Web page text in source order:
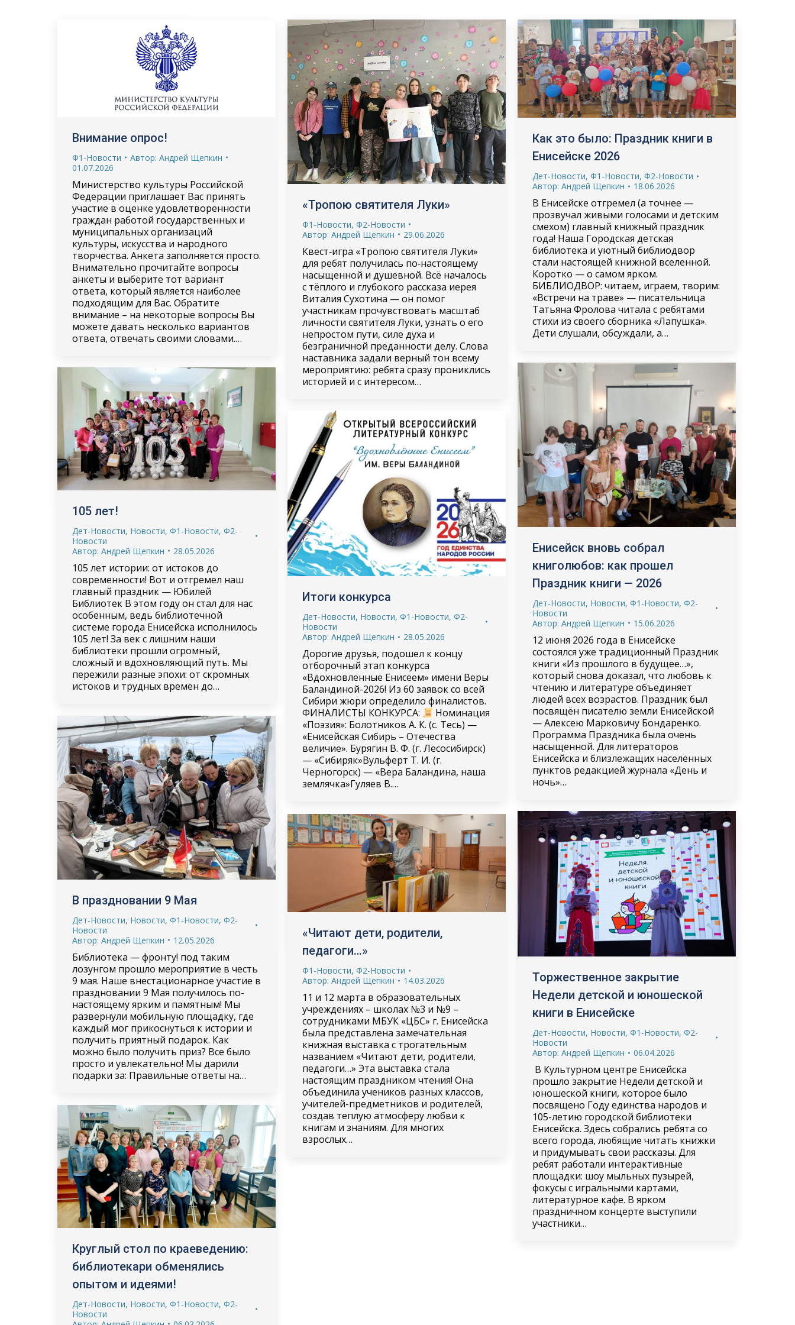
Внимание опрос!
Ф1-Новости Автор: Андрей Щепкин
01.07.2026
Министерство культуры Российской
Федерации приглашает Вас принять
участие в оценке удовлетворенности
граждан работой государственных и
муниципальных организаций
культуры, искусства и народного
творчества. Анкета заполняется просто.
Внимательно прочитайте вопросы
анкеты и выберите тот вариант
ответа, который является наиболее
подходящим для Вас. Обратите
внимание – на некоторые вопросы Вы
можете давать несколько вариантов
ответа, отвечать своими словами.…
«Тропою святителя Луки»
Ф1-Новости, Ф2-Новости
Автор: Андрей Щепкин 29.06.2026
Квест‑игра «Тропою святителя Луки»
для ребят получилась по‑настоящему
насыщенной и душевной. Всё началось
с тёплого и глубокого рассказа иерея
Виталия Сухотина — он помог
участникам прочувствовать масштаб
личности святителя Луки, узнать о его
непростом пути, силе духа и
безграничной преданности делу. Слова
наставника задали верный тон всему
мероприятию: ребята сразу прониклись
историей и с интересом…
Как это было: Праздник книги в
Енисейске 2026
Дет-Новости, Ф1-Новости, Ф2-Новости
Автор: Андрей Щепкин 18.06.2026
В Енисейске отгремел (а точнее —
прозвучал живыми голосами и детским
смехом) главный книжный праздник
года! Наша Городская детская
библиотека и уютный библиодвор
стали настоящей книжной вселенной.
Коротко — о самом ярком.
БИБЛИОДВОР: читаем, играем, творим:
«Встречи на траве» — писательница
Татьяна Фролова читала с ребятами
стихи из своего сборника «Лапушка».
Дети слушали, обсуждали, а…
Енисейск вновь собрал
книголюбов: как прошел
Праздник книги — 2026
Дет-Новости, Новости, Ф1-Новости, Ф2-
Новости
Автор: Андрей Щепкин 15.06.2026
12 июня 2026 года в Енисейске
состоялся уже традиционный Праздник
книги «Из прошлого в будущее…»,
который снова доказал, что любовь к
чтению и литературе объединяет
людей всех возрастов. Праздник был
посвящён писателю земли Енисейской
— Алексею Марковичу Бондаренко.
Программа Праздника была очень
насыщенной. Для литераторов
Енисейска и близлежащих населённых
пунктов редакцией журнала «День и
ночь»…
105 лет!
Дет-Новости, Новости, Ф1-Новости, Ф2-
Новости
Автор: Андрей Щепкин 28.05.2026
105 лет истории: от истоков до
современности! Вот и отгремел наш
главный праздник — Юбилей
Библиотек В этом году он стал для нас
особенным, ведь библиотечной
системе города Енисейска исполнилось
105 лет! За век с лишним наши
библиотеки прошли огромный,
сложный и вдохновляющий путь. Мы
пережили разные эпохи: от скромных
истоков и трудных времен до…
Итоги конкурса
Дет-Новости, Новости, Ф1-Новости, Ф2-
Новости
Автор: Андрей Щепкин 28.05.2026
Дорогие друзья, подошел к концу
отборочный этап конкурса
«Вдохновленные Енисеем» имени Веры
Баландиной-2026! Из 60 заявок со всей
Сибири жюри определило финалистов.
ФИНАЛИСТЫ КОНКУРСА:
Номинация
«Поэзия»: Болотников А. К. (с. Тесь) —
«Енисейская Сибирь – Отечества
величие». Бурягин В. Ф. (г. Лесосибирск)
— «Сибиряк»Вульферт Т. И. (г.
Черногорск) — «Вера Баландина, наша
землячка»Гуляев В.…
В праздновании 9 Мая
Дет-Новости, Новости, Ф1-Новости, Ф2-
Новости
Автор: Андрей Щепкин 12.05.2026
Библиотека — фронту! под таким
лозунгом прошло мероприятие в честь
9 мая. Наше внестационарное участие в
праздновании 9 Мая получилось по-
настоящему ярким и памятным! Мы
развернули мобильную площадку, где
каждый мог прикоснуться к истории и
получить приятный подарок. Как
можно было получить приз? Все было
просто и увлекательно! Мы дарили
подарки за: Правильные ответы на…
Торжественное закрытие
Недели детской и юношеской
книги в Енисейске
Дет-Новости, Новости, Ф1-Новости, Ф2-
Новости
Автор: Андрей Щепкин 06.04.2026
В Культурном центре Енисейска
прошло закрытие Недели детской и
юношеской книги, которое было
посвящено Году единства народов и
105-летию городской библиотеки
Енисейска. Здесь собрались ребята со
всего города, любящие читать книжки
и придумывать свои рассказы. Для
ребят работали интерактивные
площадки: шоу мыльных пузырей,
фокусы с игральными картами,
литературное кафе. В ярком
праздничном концерте выступили
участники…
«Читают дети, родители,
педагоги…»
Ф1-Новости, Ф2-Новости
Автор: Андрей Щепкин 14.03.2026
11 и 12 марта в образовательных
учреждениях – школах №3 и №9 –
сотрудниками МБУК «ЦБС» г. Енисейска
была представлена замечательная
книжная выставка с трогательным
названием «Читают дети, родители,
педагоги…» Эта выставка стала
настоящим праздником чтения! Она
объединила учеников разных классов,
учителей-предметников и родителей,
создав теплую атмосферу любви к
книгам и знаниям. Для многих
взрослых…
Круглый стол по краеведению:
библиотекари обменялись
опытом и идеями!
Дет-Новости, Новости, Ф1-Новости, Ф2-
Новости